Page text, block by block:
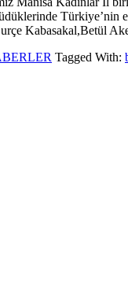
Kabasakal,Betül
Tagged With: